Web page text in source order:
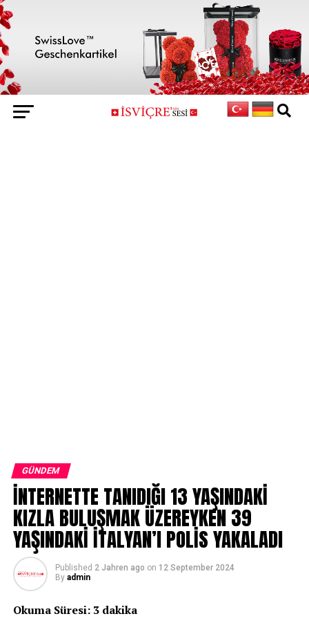
GÜNDEM
İNTERNETTE TANIDIĞI 13 YAŞINDAKİ
KIZLA BULUŞMAK ÜZEREYKEN 39
YAŞINDAKİ İTALYAN’I POLİS YAKALADI
Published 2 Jahren ago on 12 September 2024
By admin
Okuma Süresi: 3 dakika